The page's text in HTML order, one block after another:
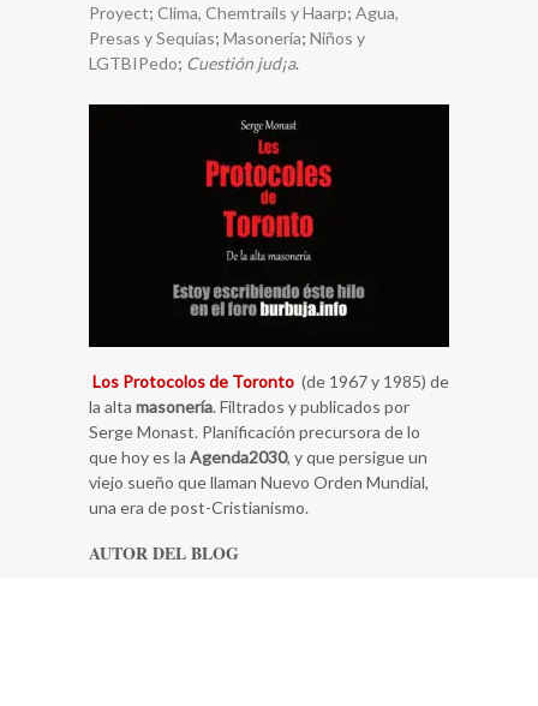
Proyect; Clima, Chemtrails y Haarp; ​Agua,
Presas y Sequías; Masonería; Niños y
LGTBIPedo; Cuestión jud¡a.
Los Protocolos de Toronto (de 1967 y 1985) de
la alta masonería. Filtrados y publicados por
Serge Monast. Planificación precursora de lo
que hoy es la Agenda2030, y que persigue un
viejo sueño que llaman Nuevo Orden Mundial,
una era de post-Cristianismo.
AUTOR DEL BLOG